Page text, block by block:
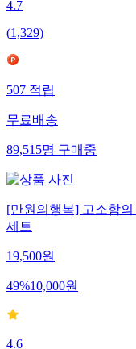
4.7
(1,329)
507적립
무료배송
89,515명구매중
[만원의행복] 고소함
세트
19,500원
49%10,000원
4.6